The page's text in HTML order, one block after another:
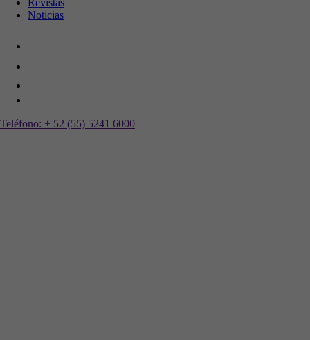
Revistas
Noticias
Teléfono: + 52 (55) 5241 6000